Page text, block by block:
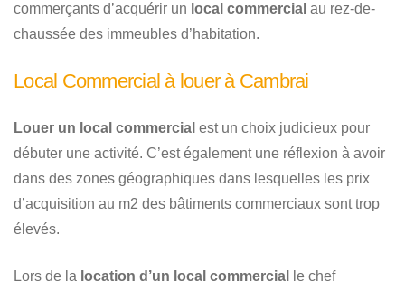
commerçants d’acquérir un local commercial au rez-de-
chaussée des immeubles d’habitation.
Local Commercial à louer à Cambrai
Louer un local commercial est un choix judicieux pour
débuter une activité. C’est également une réflexion à avoir
dans des zones géographiques dans lesquelles les prix
d’acquisition au m2 des bâtiments commerciaux sont trop
élevés.
Lors de la location d’un local commercial le chef